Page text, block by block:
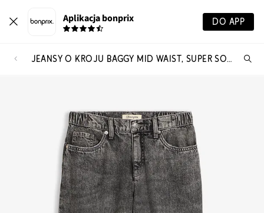
Aplikacja bonprix DO APP
JEANSY O KROJU BAGGY MID WAIST, SUPER SOFT, CROPPED